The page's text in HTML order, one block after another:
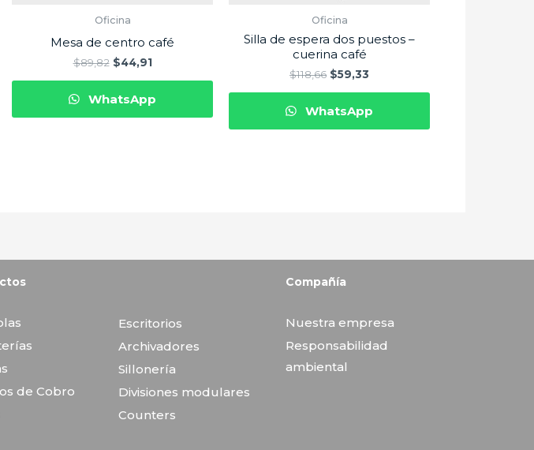
Oficina
Mesa de centro café
$89,82 $44,91
WhatsApp
Oficina
Silla de espera dos puestos –
cuerina café
$118,66 $59,33
WhatsApp
de Cobro
Escritorios
Archivadores
Sillonería
Divisiones modulares
Counters
Compañía
Nuestra empresa
Responsabilidad
ambiental